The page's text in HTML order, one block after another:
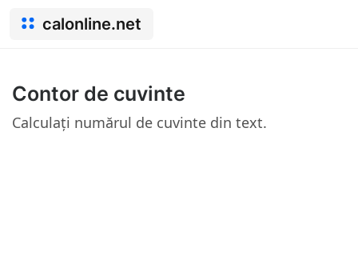
calonline.net
Contor de cuvinte
Calculați numărul de cuvinte din text.